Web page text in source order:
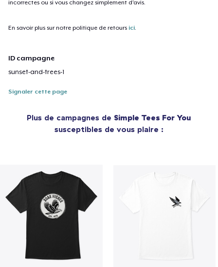
incorrectes ou si vous changez simplement d'avis.
En savoir plus sur notre politique de retours ici
ID campagne
sunset-and-trees-1
Signaler cette page
Plus de campagnes de Simple Tees For You
susceptibles de vous plaire :